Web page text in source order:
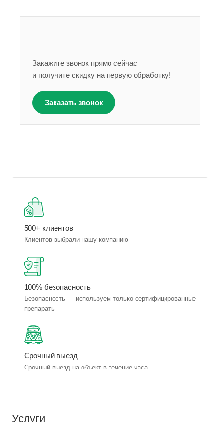
Закажите звонок прямо сейчас
и получите скидку на первую обработку!
Заказать звонок
500+ клиентов
Клиентов выбрали нашу компанию
100% безопасность
Безопасность — используем только сертифицированные
препараты
Срочный выезд
Срочный выезд на объект в течение часа
Услуги